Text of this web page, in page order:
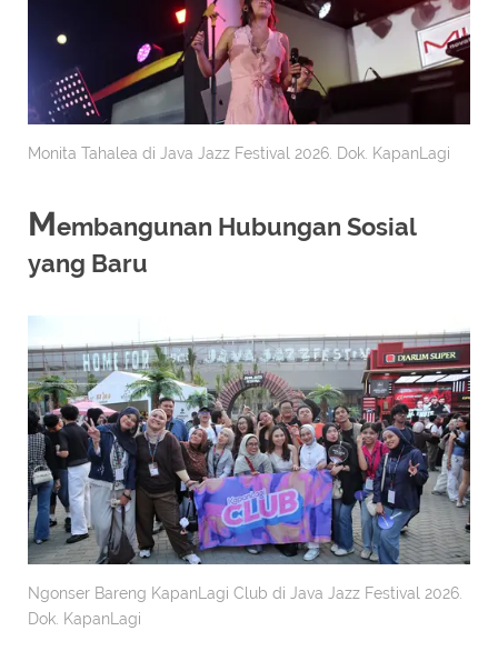
Monita Tahalea di Java Jazz Festival 2026. Dok. KapanLagi
Membangunan Hubungan Sosial
yang Baru
Ngonser Bareng KapanLagi Club di Java Jazz Festival 2026.
Dok. KapanLagi